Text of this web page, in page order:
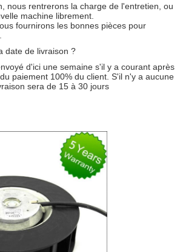
nous rentrerons la charge de l'entretien, ou
machine librement.
fournirons les bonnes pièces pour
date de livraison ?
d'ici une semaine s'il y a courant après
paiement 100% du client. S'il n'y a aucune
livraison sera de 15 à 30 jours